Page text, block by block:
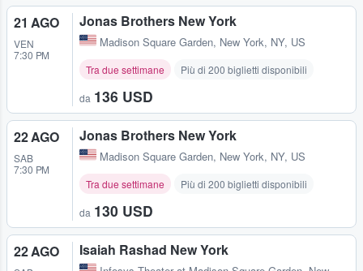
21 AGO
VEN
7:30 PM
Jonas Brothers New York
Madison Square Garden, New York, NY, US
Tra due settimane Più di 200 biglietti disponibili
da 136 USD
22 AGO
SAB
7:30 PM
Jonas Brothers New York
Madison Square Garden, New York, NY, US
Tra due settimane Più di 200 biglietti disponibili
da 130 USD
22 AGO Isaiah Rashad New York